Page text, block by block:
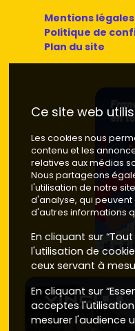
Mentions légales
Politique de
Plan du site
Ce site web
Les cookies nous
contenu et les
relatives aux médias
Nous partageons
l'utilisation de notre
d'analyse, qui
d'autres informations
En cliquant sur
l'utilisation de
ceux servant à
En cliquant sur
acceptes
mesurer l'audience